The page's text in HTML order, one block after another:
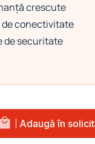
crescute
conectivitate
de securitate
Ricoh IM
Adaugă în